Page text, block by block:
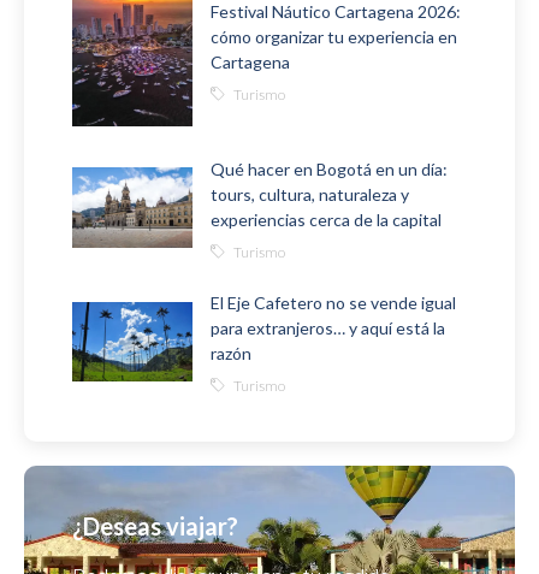
Festival Náutico Cartagena 2026:
cómo organizar tu experiencia en
Cartagena
Turismo
Qué hacer en Bogotá en un día:
tours, cultura, naturaleza y
experiencias cerca de la capital
Turismo
El Eje Cafetero no se vende igual
para extranjeros… y aquí está la
razón
Turismo
¿Deseas viajar?